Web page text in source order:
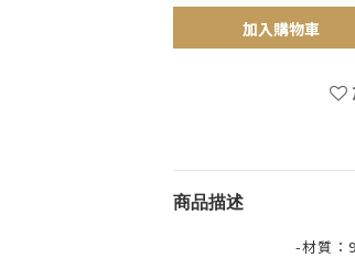
加入購物車
商品描述
-材質：